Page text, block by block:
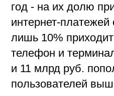
год - на их долю
интернет-
лишь 10%
телефон и
и 11 млрд руб.
пользователей